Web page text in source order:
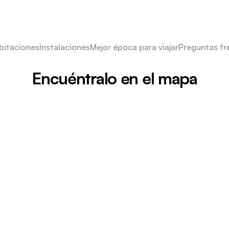
InstalacionesMejor época para viajarPreguntas
Encuéntralo en el mapa